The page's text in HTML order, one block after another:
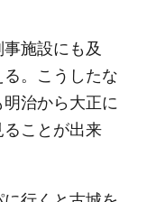
施設にも及
。こうしたな
治から大正に
ことが出来